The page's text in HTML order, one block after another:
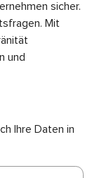
sicher.
Mit
und
Ihre Daten in